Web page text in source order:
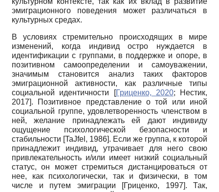
эмиграционного поведения может различаться в
культурных средах.
В условиях стремительно происходящих в мире
изменений, когда индивид остро нуждается в
идентификации с группами, в поддержке и опоре, в
позитивном самоопределении и самоуважении,
значимым становится анализ таких факторов
эмиграционной активности, как различные типы
социальной идентичности
[Гриценко, 2020;
Нестик,
2017]. Позитивное представление о той или иной
социальной группе, удовлетворенность членством в
ней, желание принадлежать ей дают индивиду
ощущение психологической безопасности и
стабильности [TaJfel, 1986]. Если же группа, к которой
принадлежит индивид, утрачивает для него свою
привлекательность и/или имеет низкий социальный
статус, он может стремиться дистанцироваться от
нее, как психологически, так и физически, в том
числе и путем эмиграции
[Гриценко, 1997]. Так,